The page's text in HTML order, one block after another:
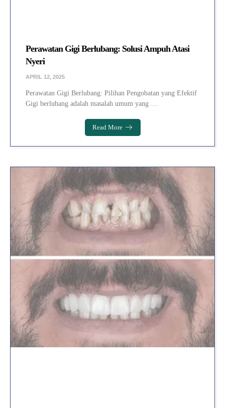
Perawatan Gigi Berlubang: Solusi Ampuh Atasi
Nyeri
APRIL 12, 2025
Perawatan Gigi Berlubang: Pilihan Pengobatan yang Efektif
Gigi berlubang adalah masalah umum yang …
Read More